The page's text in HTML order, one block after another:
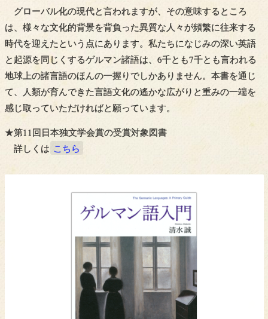
グローバル化の現代と言われますが、その意味するところ
は、様々な文化的背景を背負った異質な人々が頻繁に往来する
時代を迎えたという点にあります。私たちになじみの深い英語
と起源を同じくするゲルマン諸語は、6千とも7千とも言われる
地球上の諸言語のほんの一握りでしかありません。本書を通じ
て、人類が育んできた言語文化の遙かな広がりと重みの一端を
感じ取っていただければと願っています。
★第11回日本独文学会賞の受賞対象図書
詳しくは こちら